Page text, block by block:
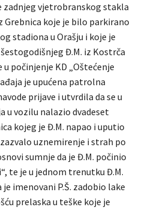
zadnjeg vjetrobranskog stakla
Grebnica koje je bilo parkirano
stadiona u Orašju i koje je
Đ.M. iz Kostrča
počinjenje KD „Oštećenje
je upućena patrolna
prijave i utvrdila da se u
u vozilu nalazio dvadeset
kojeg je Đ.M. napao i uputio
uznemirenje i strah po
sumnje da je Đ.M. počinio
te je u jednom trenutku Đ.M.
je imenovani P.Š. zadobio lake
prelaska u teške koje je